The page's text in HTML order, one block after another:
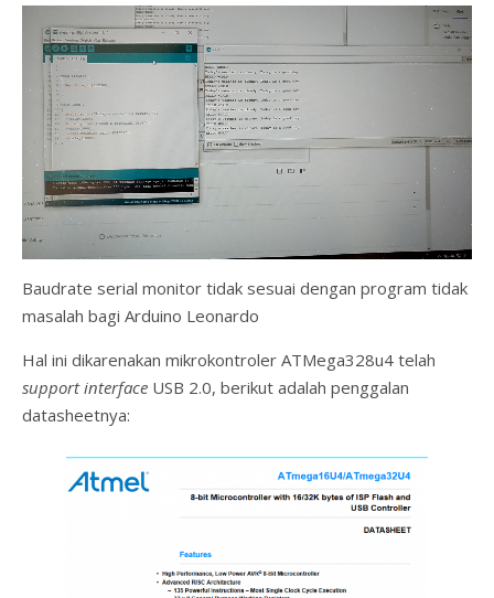
Baudrate serial monitor tidak sesuai dengan program tidak
masalah bagi Arduino Leonardo
Hal ini dikarenakan mikrokontroler ATMega328u4 telah
support interface USB 2.0, berikut adalah penggalan
datasheetnya: